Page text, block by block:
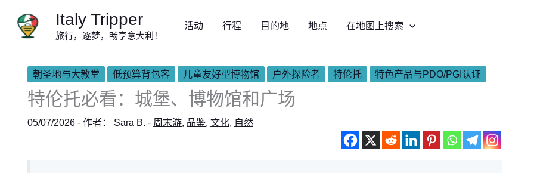
Italy Tripper
旅行，逐梦，畅享意大利！
活动 行程 目的地 地点 在地图上搜索
朝圣地与大教堂 低预算背包客 儿童友好型博物馆 户外探险者 特伦托 特色产品与PDO/PGI认证
特伦托必看：城堡、博物馆和广场
05/07/2026 - 作者： Sara B. - 周末游, 品鉴, 文化, 自然